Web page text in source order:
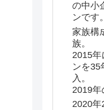
の中小
ンです。
家族構
族。
2015年
ンを35
入。
2019年
2020年